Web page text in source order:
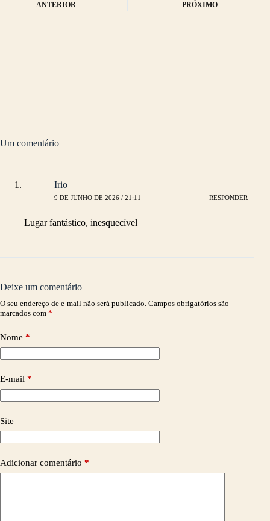
ANTERIOR PRÓXIMO
Um comentário
Irio
9 DE JUNHO DE 2026 / 21:11 RESPONDER
Lugar fantástico, inesquecível
Deixe um comentário
O seu endereço de e-mail não será publicado. Campos obrigatórios são
marcados com *
Nome *
E-mail *
Site
Adicionar comentário *